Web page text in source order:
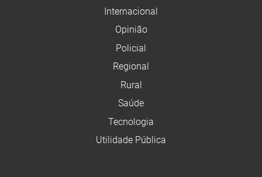
Internacional
Opinião
Policial
Regional
Rural
Saúde
Tecnologia
Utilidade Pública